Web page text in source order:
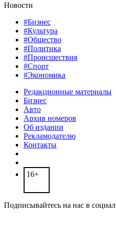
Новости
#Бизнес
#Культура
#Общество
#Политика
#Происшествия
#Спорт
#Экономика
Редакционные материалы
Бизнес
Авто
Архив номеров
Об издании
Рекламодателю
Контакты
16+
Подписывайтесь на нас в